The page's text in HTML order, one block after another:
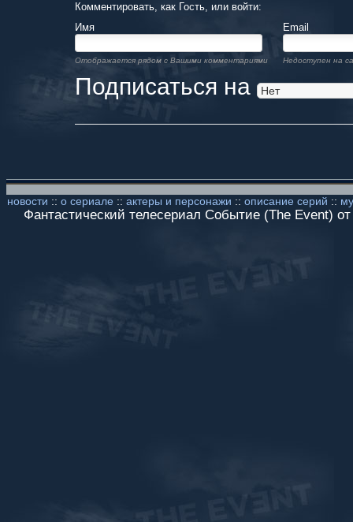
Комментировать, как Гость, или войти:
Имя
Email
Отображается рядом с Вашими комментариями Недоступен на
Подписаться на
новости :: о сериале :: актеры и персонажи :: описание серий ::
Фантастический телесериал Событие (The Event)